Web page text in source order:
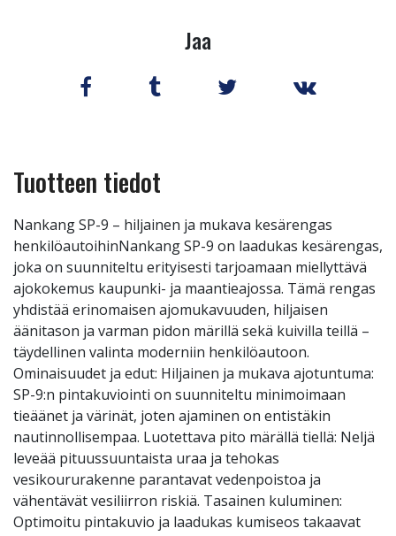
Jaa
Tuotteen tiedot
Nankang SP-9 – hiljainen ja mukava kesärengas
henkilöautoihinNankang SP-9 on laadukas kesärengas,
joka on suunniteltu erityisesti tarjoamaan miellyttävä
ajokokemus kaupunki- ja maantieajossa. Tämä rengas
yhdistää erinomaisen ajomukavuuden, hiljaisen
äänitason ja varman pidon märillä sekä kuivilla teillä –
täydellinen valinta moderniin henkilöautoon.
Ominaisuudet ja edut: Hiljainen ja mukava ajotuntuma:
SP-9:n pintakuviointi on suunniteltu minimoimaan
tieäänet ja värinät, joten ajaminen on entistäkin
nautinnollisempaa. Luotettava pito märällä tiellä: Neljä
leveää pituussuuntaista uraa ja tehokas
vesikoururakenne parantavat vedenpoistoa ja
vähentävät vesiliirron riskiä. Tasainen kuluminen:
Optimoitu pintakuvio ja laadukas kumiseos takaavat